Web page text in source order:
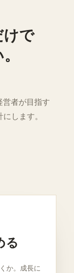
けで
営者が目指す
します。
る
か。成長に